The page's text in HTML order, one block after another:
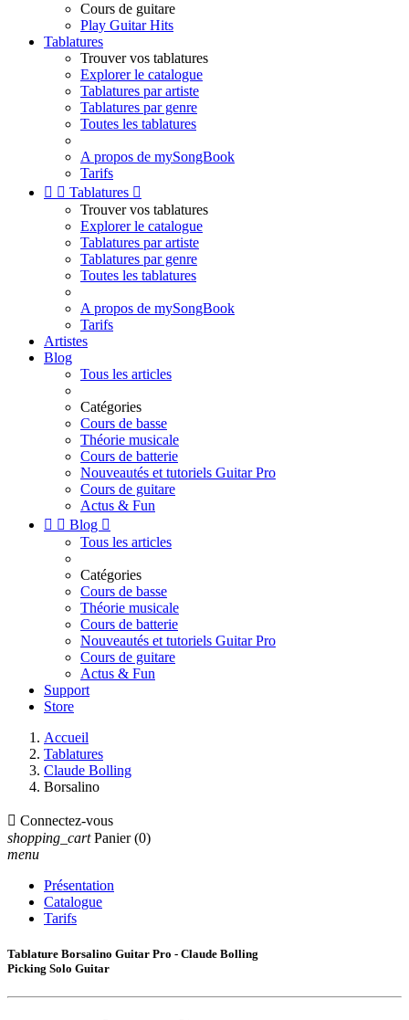
Cours de guitare
Play Guitar Hits
Tablatures
Trouver vos tablatures
Explorer le catalogue
Tablatures par artiste
Tablatures par genre
Toutes les tablatures
A propos de mySongBook
Tarifs
  Tablatures 
Trouver vos tablatures
Explorer le catalogue
Tablatures par artiste
Tablatures par genre
Toutes les tablatures
A propos de mySongBook
Tarifs
Artistes
Blog
Tous les articles
Catégories
Cours de basse
Théorie musicale
Cours de batterie
Nouveautés et tutoriels Guitar Pro
Cours de guitare
Actus & Fun
  Blog 
Tous les articles
Catégories
Cours de basse
Théorie musicale
Cours de batterie
Nouveautés et tutoriels Guitar Pro
Cours de guitare
Actus & Fun
Support
Store
Accueil
Tablatures
Claude Bolling
Borsalino
 Connectez-vous
shopping_cart Panier (0)
menu
Présentation
Catalogue
Tarifs
Tablature Borsalino Guitar Pro - Claude Bolling
Picking Solo Guitar